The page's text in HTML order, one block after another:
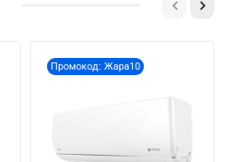
Промокод: Жара10